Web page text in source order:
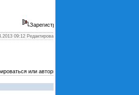
Зарегистрирован
09:12 Редактировал Связист.
или авторизоваться